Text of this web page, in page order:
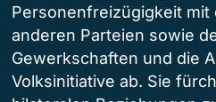
Personenfreizügigkeit mit
anderen Parteien sowie
Gewerkschaften und die
Volksinitiative ab. Sie